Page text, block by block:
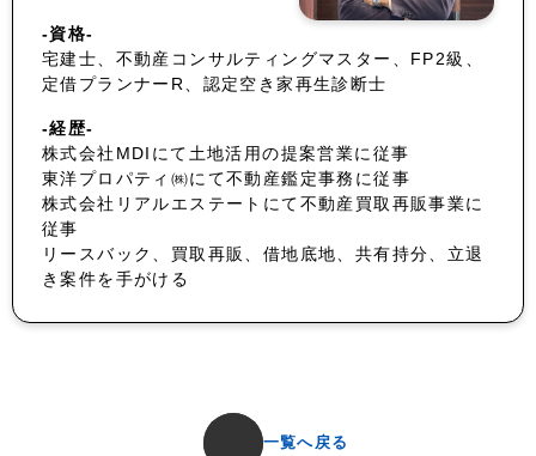
-資格-
宅建士、不動産コンサルティングマスター、FP2級、
定借プランナーR、認定空き家再生診断士
-経歴-
株式会社MDIにて土地活用の提案営業に従事
東洋プロパティ㈱にて不動産鑑定事務に従事
株式会社リアルエステートにて不動産買取再販事業に
従事
リースバック、買取再販、借地底地、共有持分、立退
き案件を手がける
一覧へ戻る